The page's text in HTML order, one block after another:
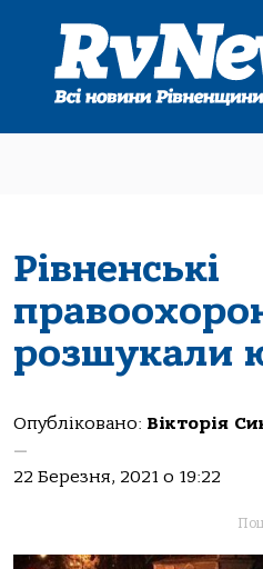
Рівненські
розшукали
Опубліковано: Вікторія
—
22 Березня, 2021 о 19:22